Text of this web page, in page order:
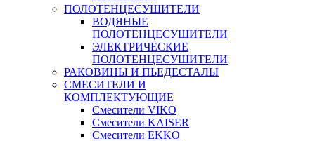
ПОЛОТЕНЦЕСУШИТЕЛИ
ВОДЯНЫЕ
ПОЛОТЕНЦЕСУШИТЕЛИ
ЭЛЕКТРИЧЕСКИЕ
ПОЛОТЕНЦЕСУШИТЕЛИ
РАКОВИНЫ И ПЬЕДЕСТАЛЫ
СМЕСИТЕЛИ И
КОМПЛЕКТУЮЩИЕ
Смесители VIKO
Смесители KAISER
Смесители EKKO